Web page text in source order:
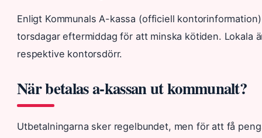
Enligt Kommunals A-kassa (officiell
torsdagar eftermiddag för att minska kötiden. Lokala
respektive kontorsdörr.
När betalas a-kassan ut kommunalt?
Utbetalningarna sker regelbundet, men för att få